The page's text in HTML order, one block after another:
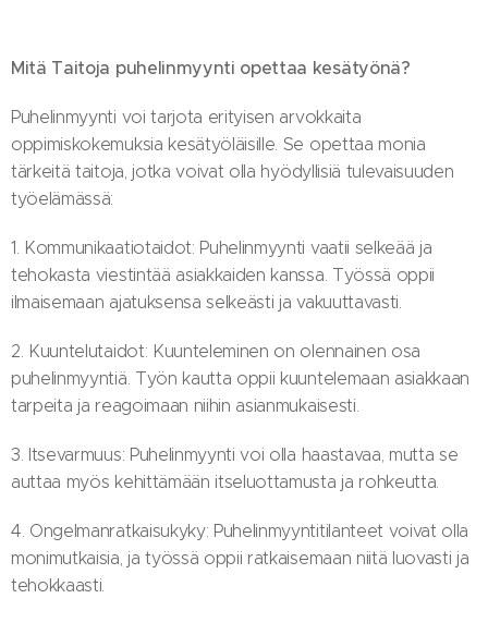
Mitä Taitoja puhelinmyynti opettaa kesätyönä?
Puhelinmyynti voi tarjota erityisen arvokkaita
oppimiskokemuksia kesätyöläisille. Se opettaa monia
tärkeitä taitoja, jotka voivat olla hyödyllisiä tulevaisuuden
työelämässä:
1. Kommunikaatiotaidot: Puhelinmyynti vaatii selkeää ja
tehokasta viestintää asiakkaiden kanssa. Työssä oppii
ilmaisemaan ajatuksensa selkeästi ja vakuuttavasti.
2. Kuuntelutaidot: Kuunteleminen on olennainen osa
puhelinmyyntiä. Työn kautta oppii kuuntelemaan asiakkaan
tarpeita ja reagoimaan niihin asianmukaisesti.
3. Itsevarmuus: Puhelinmyynti voi olla haastavaa, mutta se
auttaa myös kehittämään itseluottamusta ja rohkeutta.
4. Ongelmanratkaisukyky: Puhelinmyyntitilanteet voivat olla
monimutkaisia, ja työssä oppii ratkaisemaan niitä luovasti ja
tehokkaasti.